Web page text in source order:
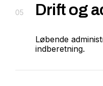
05 Drift og
Løbende
indberetning.